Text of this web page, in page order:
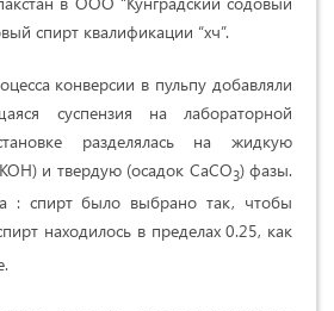
спирт квалификации “хч”.
конверсии в пульпу добавляли
суспензия на лабораторной
разделялась на жидкую
и твердую (осадок СаСО3) фазы.
: спирт было выбрано так, чтобы
находилось в пределах 0.25, как